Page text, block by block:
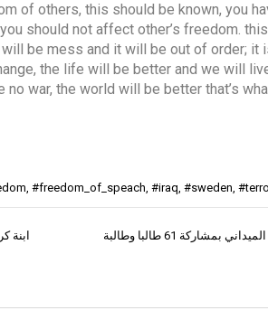
of others, this should be known, you
should not affect other’s freedom.
be mess and it will be out of order; it
the life will be better and we will
war, the world will be better that’s
,#freedom_of_speach,#iraq,#sweden,
ابنة 61 طالبا وطالبة